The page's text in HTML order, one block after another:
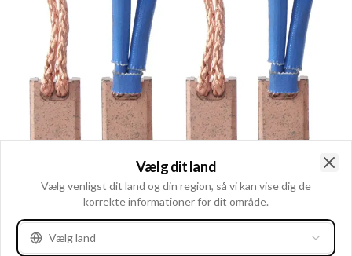
Vælg dit land
Vælg venligst dit land og din region, så vi kan vise dig de
korrekte informationer for dit område.
Vælg land